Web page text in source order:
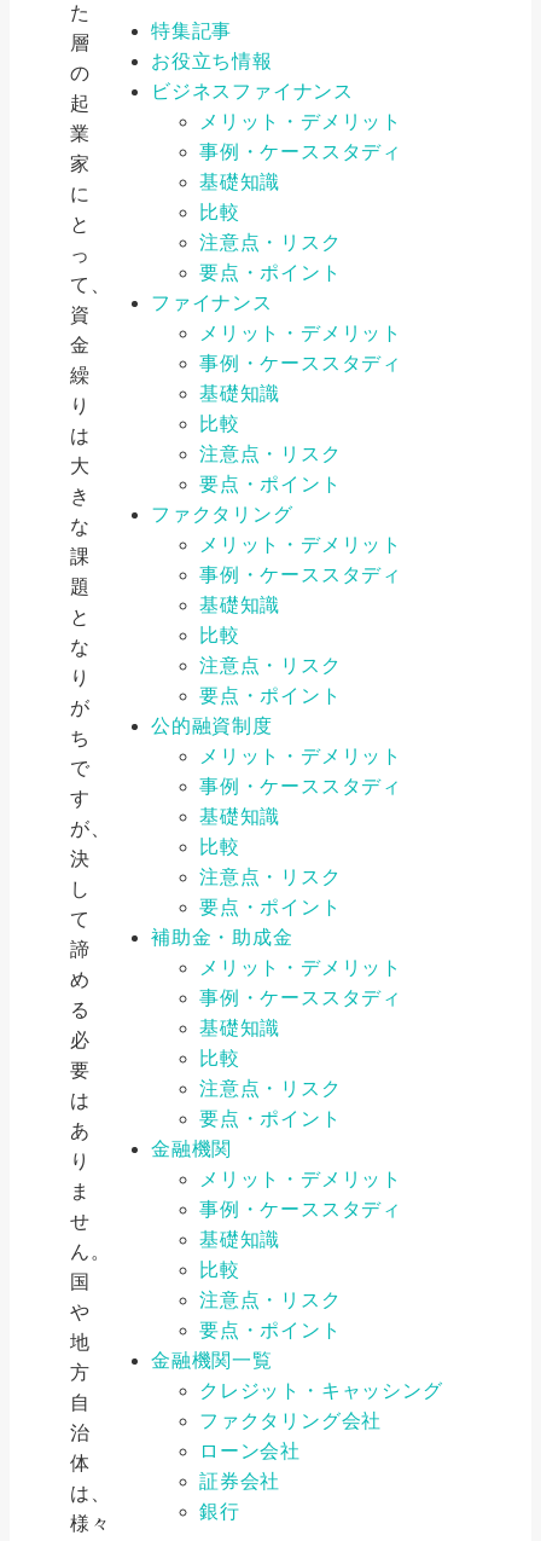
た
層
の
起
業
家
に
と
っ
て、
資
金
繰
り
は
大
き
な
課
題
と
な
り
が
ち
で
す
が、
決
し
て
諦
め
る
必
要
は
あ
り
ま
せ
ん。
国
や
地
方
自
治
体
は、
様々
特集記事
お役立ち情報
ビジネスファイナンス
メリット・デメリット
事例・ケーススタディ
基礎知識
比較
注意点・リスク
要点・ポイント
ファイナンス
メリット・デメリット
事例・ケーススタディ
基礎知識
比較
注意点・リスク
要点・ポイント
ファクタリング
メリット・デメリット
事例・ケーススタディ
基礎知識
比較
注意点・リスク
要点・ポイント
公的融資制度
メリット・デメリット
事例・ケーススタディ
基礎知識
比較
注意点・リスク
要点・ポイント
補助金・助成金
メリット・デメリット
事例・ケーススタディ
基礎知識
比較
注意点・リスク
要点・ポイント
金融機関
メリット・デメリット
事例・ケーススタディ
基礎知識
比較
注意点・リスク
要点・ポイント
金融機関一覧
クレジット・キャッシング
ファクタリング会社
ローン会社
証券会社
銀行